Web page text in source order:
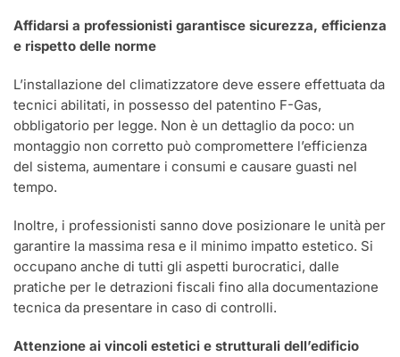
Affidarsi a professionisti garantisce sicurezza, efficienza
e rispetto delle norme
L’installazione del climatizzatore deve essere effettuata da
tecnici abilitati, in possesso del patentino F-Gas,
obbligatorio per legge. Non è un dettaglio da poco: un
montaggio non corretto può compromettere l’efficienza
del sistema, aumentare i consumi e causare guasti nel
tempo.
Inoltre, i professionisti sanno dove posizionare le unità per
garantire la massima resa e il minimo impatto estetico. Si
occupano anche di tutti gli aspetti burocratici, dalle
pratiche per le detrazioni fiscali fino alla documentazione
tecnica da presentare in caso di controlli.
Attenzione ai vincoli estetici e strutturali dell’edificio